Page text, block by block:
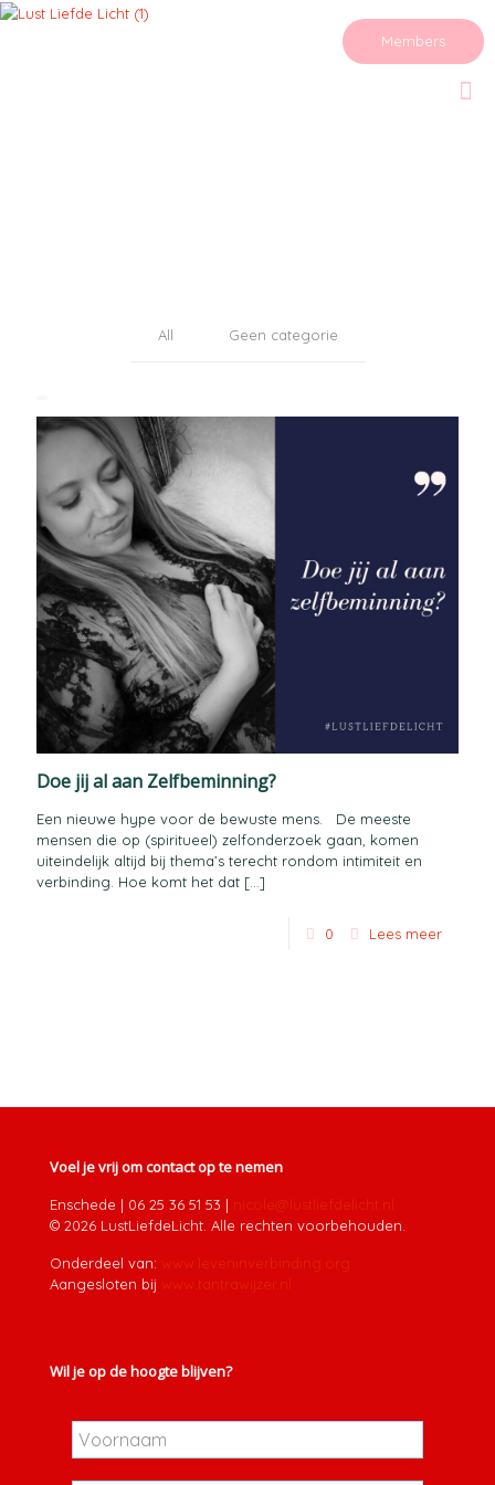
Members
All Geen categorie
Doe jij al aan Zelfbeminning?
Een nieuwe hype voor de bewuste mens. De meeste
mensen die op (spiritueel) zelfonderzoek gaan, komen
uiteindelijk altijd bij thema’s terecht rondom intimiteit en
verbinding. Hoe komt het dat […]
0 Lees meer
Voel je vrij om contact op te nemen
Enschede | 06 25 36 51 53 | nicole@lustliefdelicht.nl
© 2026 LustLiefdeLicht. Alle rechten voorbehouden.
Onderdeel van: www.leveninverbinding.org
Aangesloten bij www.tantrawijzer.nl
Wil je op de hoogte blijven?